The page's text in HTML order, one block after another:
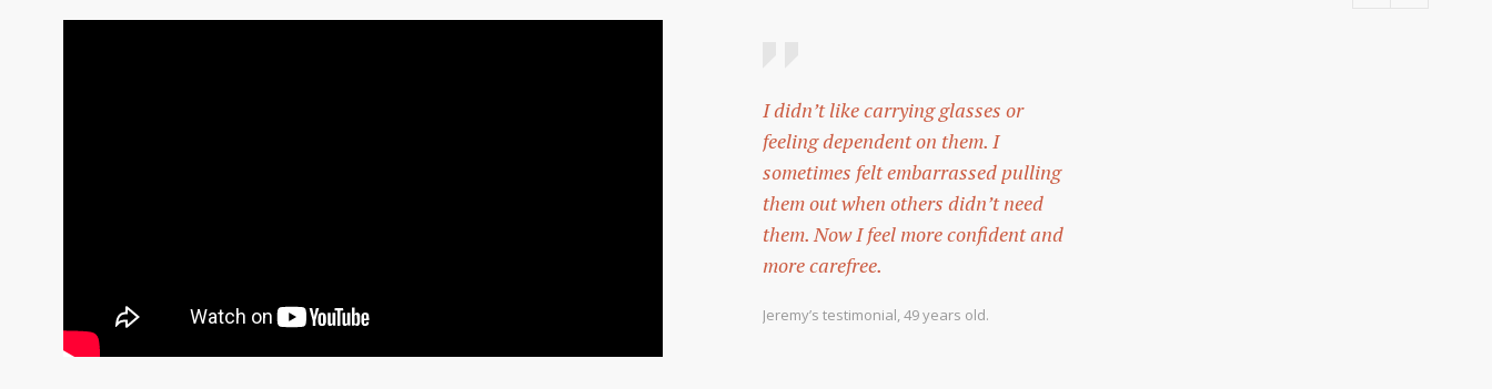
I didn’t like carrying glasses or
feeling dependent on them. I
sometimes felt embarrassed pulling
them out when others didn’t need
them. Now I feel more confident and
more carefree.
Jeremy’s testimonial, 49 years old.